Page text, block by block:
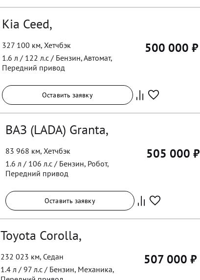
Kia Ceed,
327 100 км,Хетчбэк
1.6 л / 122 л.с / Бензин,Автомат,
Передний привод
500 000 ₽
Оставить заявку
ВАЗ (LADA) Granta,
83 968 км, Хетчбэк
1.6 л / 106 л.с / Бензин, Робот,
Передний привод
505 000 ₽
Оставить заявку
Toyota Corolla,
232 023 км, Седан
1.4л / 97л.с / Бензин, Механика,
507 000 ₽